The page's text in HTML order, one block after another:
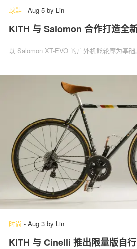
球鞋 - Aug 5 by Lin
KITH 与 Salomon 合作打造全
以 Salomon XT-EVO 的户外机能轮廓为基础。
时尚 - Aug 3 by Lin
KITH 与 Cinelli 推出限量版自